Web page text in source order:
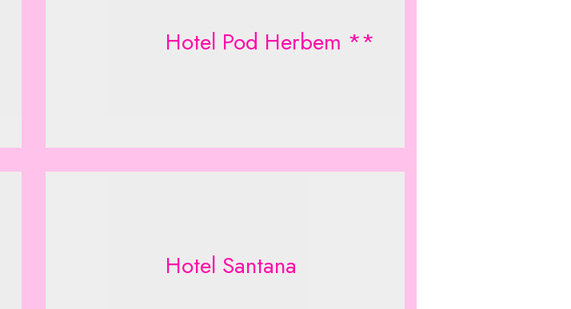
Hotel Pod Herbem **
Hotel Santana